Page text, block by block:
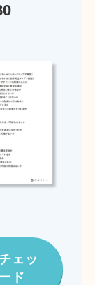
ェッ
ド